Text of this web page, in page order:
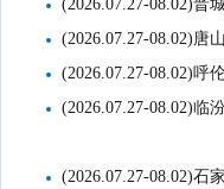
(2026.07.27-08.02)晋
(2026.07.27-08.02)唐
(2026.07.27-08.02)呼
(2026.07.27-08.02)临
(2026.07.27-08.02)石